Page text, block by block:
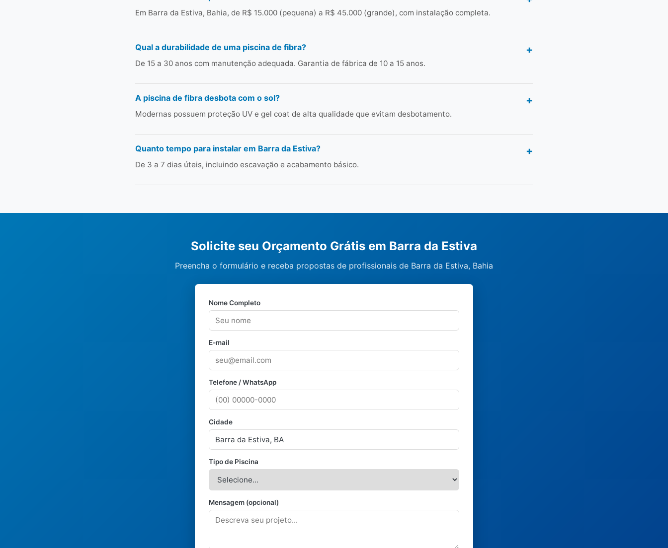
Em Barra da Estiva, Bahia, de R$ 15.000 (pequena) a R$ 45.000 (grande), com instalação completa.
Qual a durabilidade de uma piscina de fibra?
De 15 a 30 anos com manutenção adequada. Garantia de fábrica de 10 a 15 anos.
A piscina de fibra desbota com o sol?
Modernas possuem proteção UV e gel coat de alta qualidade que evitam desbotamento.
Quanto tempo para instalar em Barra da Estiva?
De 3 a 7 dias úteis, incluindo escavação e acabamento básico.
Solicite seu Orçamento Grátis em Barra da Estiva
Preencha o formulário e receba propostas de profissionais de Barra da Estiva, Bahia
Nome Completo
E-mail
Telefone / WhatsApp
Cidade
Tipo de Piscina
Mensagem (opcional)